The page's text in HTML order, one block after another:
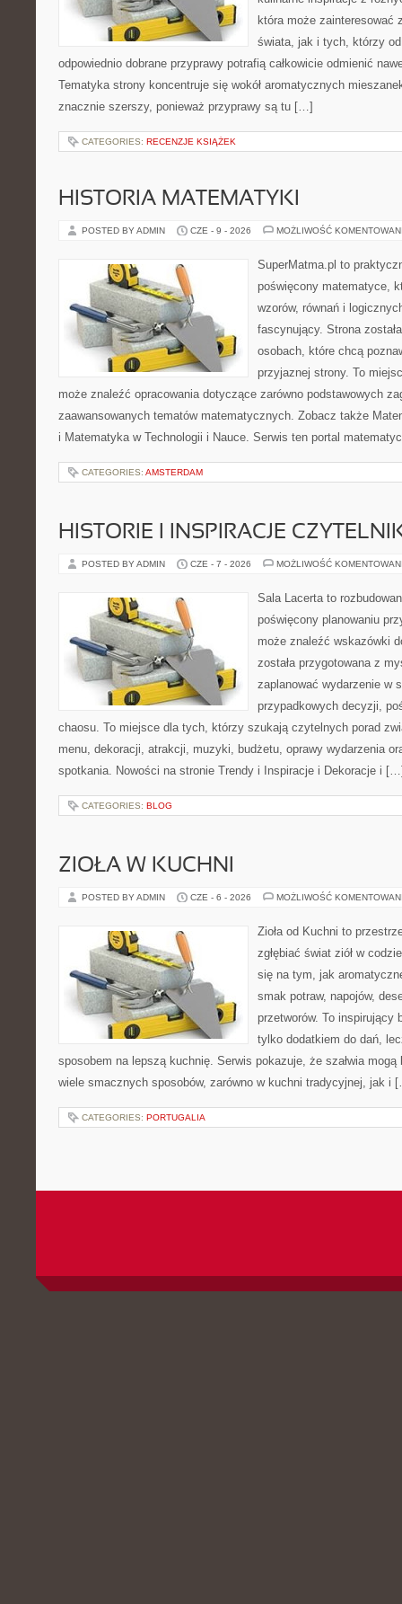
która może zainteresować
świata, jak i tych, którzy
odpowiednio dobrane przyprawy potrafią całkowicie odmienić
Tematyka strony koncentruje się wokół aromatycznych
znacznie szerszy, ponieważ przyprawy są tu […]
CATEGORIES: RECENZJE KSIĄŻEK
HISTORIA MATEMATYKI
POSTED BY ADMIN CZE - 9 - 2026 MOŻLIWOŚĆ
SuperMatma.pl to
poświęcony matematyce,
wzorów, równań i
fascynujący. Strona
osobach, które chcą
przyjaznej strony. To
może znaleźć opracowania dotyczące zarówno podstawowych
zaawansowanych tematów matematycznych. Zobacz także
i Matematyka w Technologii i Nauce. Serwis ten portal
CATEGORIES: AMSTERDAM
HISTORIE I INSPIRACJE
POSTED BY ADMIN CZE - 7 - 2026 MOŻLIWOŚĆ
Sala Lacerta to
poświęcony planowaniu
może znaleźć wskazówki
została przygotowana z
zaplanować wydarzenie w
przypadkowych decyzji,
chaosu. To miejsce dla tych, którzy szukają czytelnych porad
menu, dekoracji, atrakcji, muzyki, budżetu, oprawy wydarzenia
spotkania. Nowości na stronie Trendy i Inspiracje i Dekoracje i
CATEGORIES: BLOG
ZIOŁA W KUCHNI
POSTED BY ADMIN CZE - 6 - 2026 MOŻLIWOŚĆ
Zioła od Kuchni to
zgłębiać świat ziół w
się na tym, jak
smak potraw, napojów,
przetworów. To inspirujący
tylko dodatkiem do dań,
sposobem na lepszą kuchnię. Serwis pokazuje, że szałwia
wiele smacznych sposobów, zarówno w kuchni tradycyjnej, jak i
CATEGORIES: PORTUGALIA